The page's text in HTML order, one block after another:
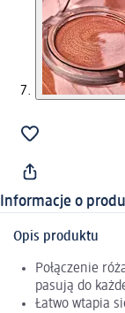
Informacje o
Opis produktu
Połączenie
pasują do
Łatwo wtapia